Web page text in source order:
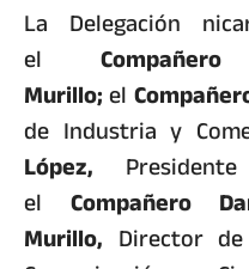
La Delegación
el
Murillo;el
de Industria y
López,
el Compañero
Murillo, Director